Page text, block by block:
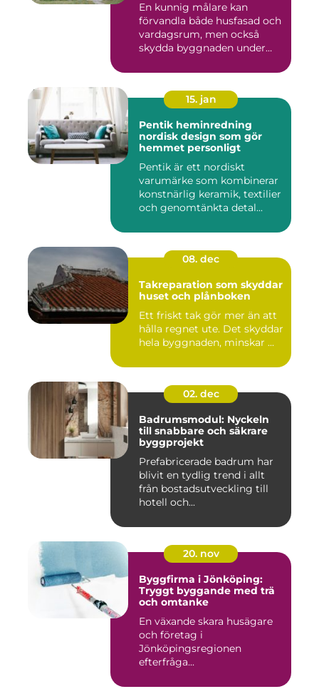
En kunnig målare kan
förvandla både husfasad och
vardagsrum, men också
skydda byggnaden under
15. jan
Pentik heminredning
nordisk design som gör
hemmet personligt
Pentik är ett nordiskt
varumärke som kombinerar
konstnärlig keramik, textilier
och genomtänkta detal...
08. dec
Takreparation som skyddar
huset och plånboken
Ett friskt tak gör mer än att
hålla regnet ute. Det skyddar
hela byggnaden, minskar ...
02. dec
Badrumsmodul: Nyckeln
till snabbare och säkrare
byggprojekt
Prefabricerade badrum har
blivit en tydlig trend i allt
från bostadsutveckling till
hotell och...
20. nov
Byggfirma i Jönköping:
Tryggt byggande med trä
och omtanke
En växande skara husägare
och företag i
Jönköpingsregionen
efterfråga...